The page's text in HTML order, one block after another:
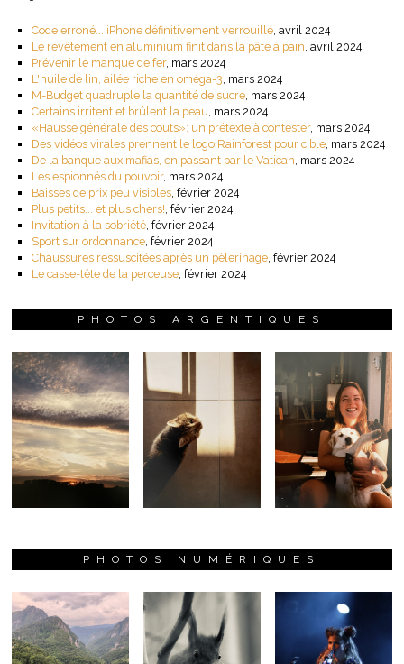
Code erroné... iPhone définitivement verrouillé, avril 2024
Le revêtement en aluminium finit dans la pâte à pain, avril 2024
Prévenir le manque de fer, mars 2024
L'huile de lin, ailée riche en oméga-3, mars 2024
M-Budget quadruple la quantité de sucre, mars 2024
Certains irritent et brûlent la peau, mars 2024
«Hausse générale des couts»: un prétexte à contester, mars 2024
Des vidéos virales prennent le logo Rainforest pour cible, mars 2024
De la banque aux mafias, en passant par le Vatican, mars 2024
Les espionnés du pouvoir, mars 2024
Baisses de prix peu visibles, février 2024
Plus petits... et plus chers!, février 2024
Invitation à la sobriété, février 2024
Sport sur ordonnance, février 2024
Chaussures ressuscitées après un pèlerinage, février 2024
Le casse-tête de la perceuse, février 2024
PHOTOS ARGENTIQUES
PHOTOS NUMÉRIQUES